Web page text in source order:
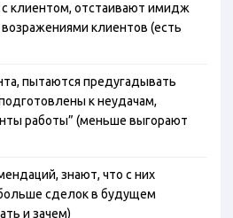
клиентом, отстаивают имидж
клиентов (есть
пытаются предугадывать
к неудачам,
работы” (меньше выгорают
знают, что с них
сделок в будущем
и зачем)